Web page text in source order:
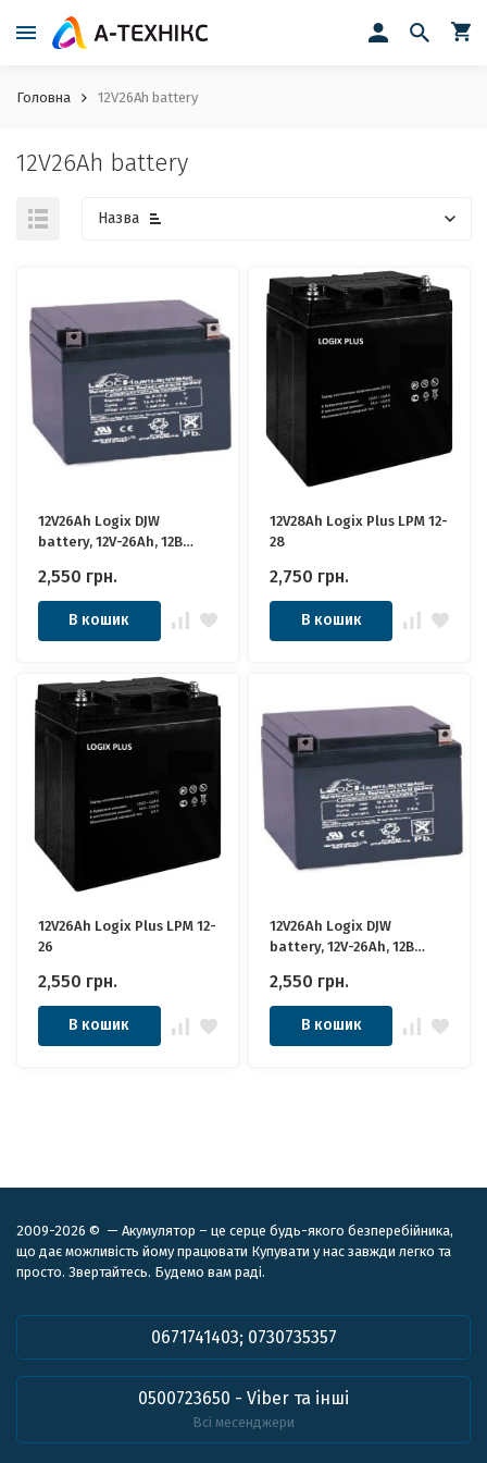
Головна 12V26Ah battery
12V26Ah battery
Назва
12V26Ah Logix DJW
battery, 12V-26Ah, 12В
2,550 грн.
В кошик
12V28Ah Logix Plus LPM 12-
28
2,750 грн.
В кошик
12V26Ah Logix Plus LPM 12-
26
2,550 грн.
В кошик
12V26Ah Logix DJW
battery, 12V-26Ah, 12В
2,550 грн.
В кошик
2009-2026 © — Акумулятор – це серце будь-якого безперебійника,
що дає можливість йому працювати Купувати у нас завжди легко та
просто. Звертайтесь. Будемо вам раді.
0671741403; 0730735357
0500723650 - Viber та інші
Всі месенджери